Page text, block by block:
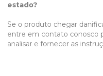
estado?
Se o produto chegar
entre em contato conosco
analisar e fornecer as